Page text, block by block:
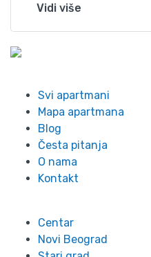
Vidi više
Svi apartmani
Mapa apartmana
Blog
Česta pitanja
O nama
Kontakt
Centar
Novi Beograd